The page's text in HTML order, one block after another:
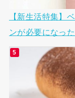
【新生活特集】
ンが必要になっ